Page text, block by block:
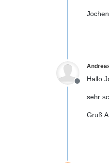
Jochen
Offline
Hallo
sehr
Gruß